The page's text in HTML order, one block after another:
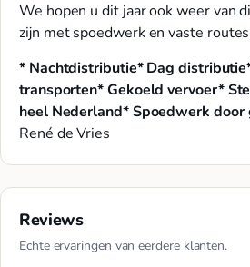
We hopen u dit jaar ook weer van
zijn met spoedwerk en vaste
* Nachtdistributie* Dag distributie
transporten* Gekoeld vervoer*
heel Nederland* Spoedwerk door
René de Vries
Reviews
Echte ervaringen van eerdere klanten.